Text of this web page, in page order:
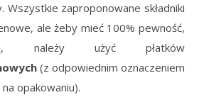
Wszystkie zaproponowane składniki
ale żeby mieć 100% pewność,
użyć płatków
(z odpowiednim oznaczeniem
opakowaniu).